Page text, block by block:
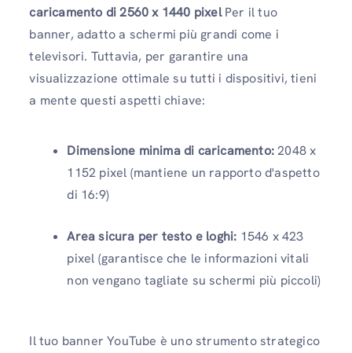
caricamento di 2560 x 1440 pixelPer il tuo
banner, adatto a schermi più grandi come i
televisori. Tuttavia, per garantire una
visualizzazione ottimale su tutti i dispositivi, tieni
a mente questi aspetti chiave:
Dimensione minima di caricamento:2048 x
1152 pixel (mantiene un rapporto d'aspetto
di 16:9)
Area sicura per testo e loghi: 1546 x 423
pixel (garantisce che le informazioni vitali
non vengano tagliate su schermi più piccoli)
Il tuo banner YouTube è uno strumento strategico